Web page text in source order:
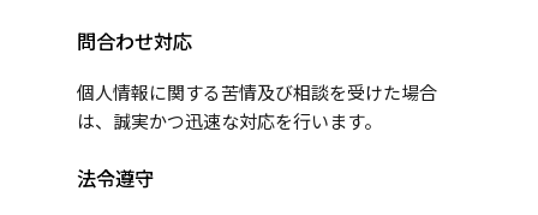
問合わせ対応
個人情報に関する苦情及び相談を受けた場合
は、誠実かつ迅速な対応を行います。
法令遵守